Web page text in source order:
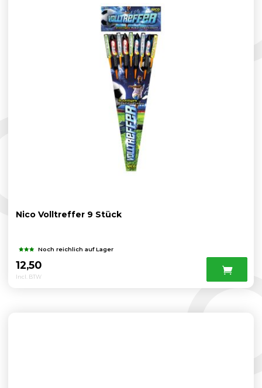
Nico Volltreffer 9 Stück
Noch reichlich auf Lager
12,50
Incl. BTW